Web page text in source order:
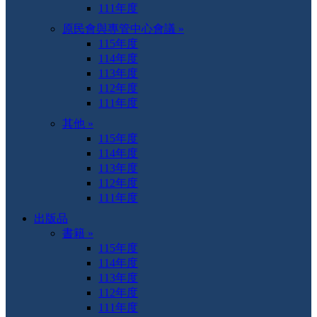
111年度
原民會與專管中心會議 »
115年度
114年度
113年度
112年度
111年度
其他 »
115年度
114年度
113年度
112年度
111年度
出版品
書籍 »
115年度
114年度
113年度
112年度
111年度